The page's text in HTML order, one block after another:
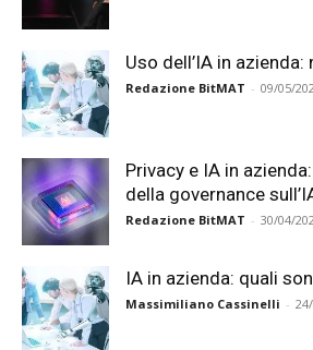
Uso dell’IA in
Redazione BitMAT - 09/05/
Privacy e IA in
della governance
Redazione BitMAT - 30/04/
IA in azienda: quali
Massimiliano Cassinelli -